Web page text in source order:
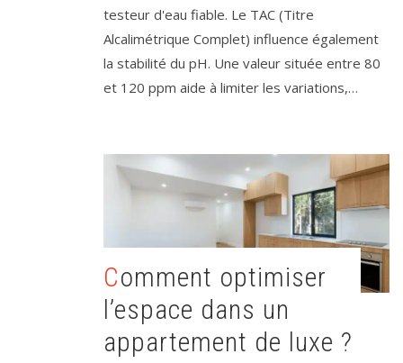
testeur d'eau fiable. Le TAC (Titre
Alcalimétrique Complet) influence également
la stabilité du pH. Une valeur située entre 80
et 120 ppm aide à limiter les variations,…
Comment optimiser
l’espace dans un
appartement de luxe ?